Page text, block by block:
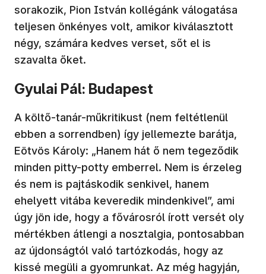
sorakozik, Pion István kollégánk válogatása
teljesen önkényes volt, amikor kiválasztott
négy, számára kedves verset, sőt el is
szavalta őket.
Gyulai Pál: Budapest
A költő-tanár-műkritikust (nem feltétlenül
ebben a sorrendben) így jellemezte barátja,
Eötvös Károly: „Hanem hát ő nem tegeződik
minden pitty-potty emberrel. Nem is érzeleg
és nem is pajtáskodik senkivel, hanem
ehelyett vitába keveredik mindenkivel”, ami
úgy jön ide, hogy a fővárosról írott versét oly
mértékben átlengi a nosztalgia, pontosabban
az újdonságtól való tartózkodás, hogy az
kissé megüli a gyomrunkat. Az még hagyján,